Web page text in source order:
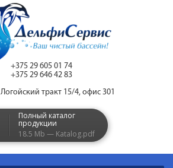
+375 29 605 01 74
+375 29 646 42 83
Логойский тракт 15/4, офис 301
Полный каталог
продукции
18.5 Mb — Katalog.pdf